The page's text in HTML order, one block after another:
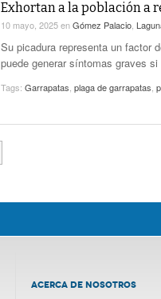
Exhortan a la población a
10 mayo, 2025enGómez Palacio
Su picadura representa un factor
puede generar síntomas graves
Tags: Garrapatas plaga de garrapatas
ACERCA DE NOSOTROS